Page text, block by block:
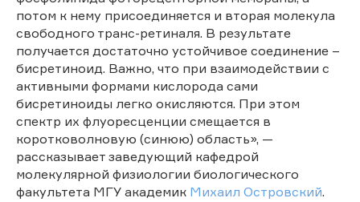
потом к нему присоединяется и вторая молекула
свободного транс-ретиналя. В результате
получается достаточно устойчивое соединение –
бисретиноид. Важно, что при взаимодействии с
активными формами кислорода сами
бисретиноиды легко окисляются. При этом
спектр их флуоресценции смещается в
коротковолновую (синюю) область», —
рассказывает заведующий кафедрой
молекулярной физиологии биологического
факультета МГУ академик Михаил Островский.